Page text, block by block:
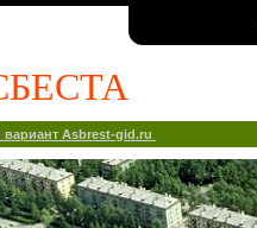
Asbrest-gid.ru